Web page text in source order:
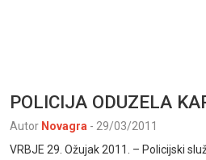
POLICIJA ODUZELA
Autor Novagra - 29/03/2011
VRBJE 29. Ožujak 2011. – Policijski